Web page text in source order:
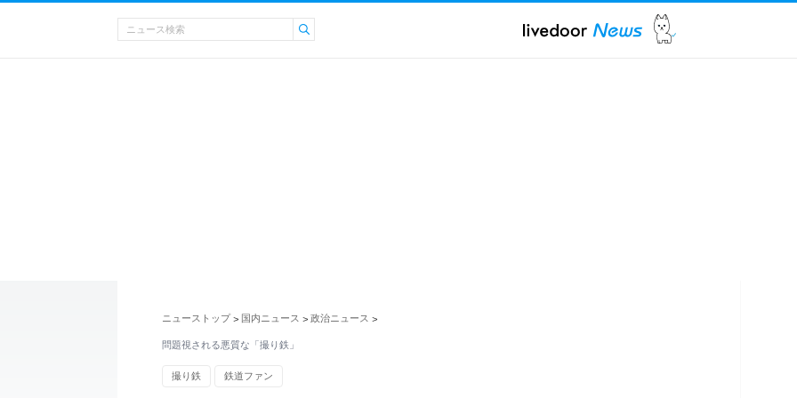
ニューストップ > 国内ニュース > 政治ニュース >
問題視される悪質な「撮り鉄」
撮り鉄 鉄道ファン